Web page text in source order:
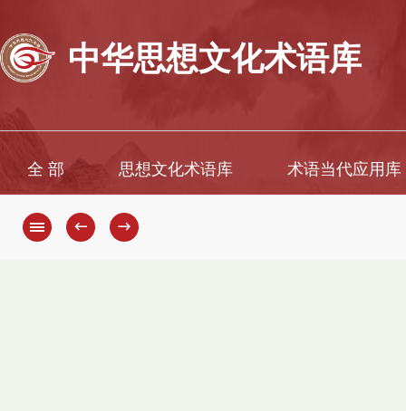
中华思想文化术语库
全 部 思想文化术语库 术语当代应用库
← →